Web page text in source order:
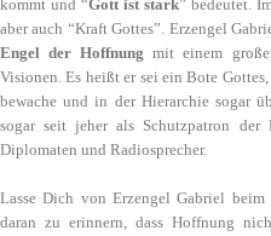
kommt und “Gott ist stark” bedeutet.
aber auch “Kraft Gottes”. Erzengel
Engel der Hoffnung mit einem
Visionen. Es heißt er sei ein Bote
bewache und in der Hierarchie sogar
sogar seit jeher als Schutzpatron der
Diplomaten und Radiosprecher.
Lasse Dich von Erzengel Gabriel
daran zu erinnern, dass Hoffnung